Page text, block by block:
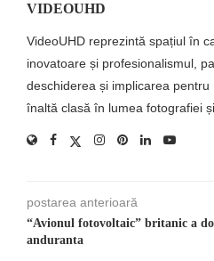
VIDEOUHD
VideoUHD reprezintă spațiul în
inovatoare și profesionalismul,
deschiderea și implicarea
înaltă clasă în lumea fotografiei
postarea anterioară
“Avionul fotovoltaic” britanic a
anduranta